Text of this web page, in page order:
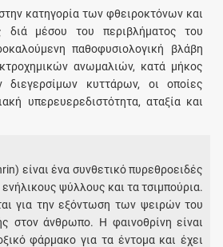
κατηγορία των φθειροκτόνων και
διά μέσου του περιβλήματος του
παθοφυσιολογική βλάβη
ανωμαλιών, κατά μήκος
κυττάρων, οι οποίες
υπερευερεδιστότητα, αταξία και
είναι ένα συνθετικό πυρεθροειδές
ψύλλους και τα τσιμπούρια.
για την εξόντωση των ψειρών του
στον άνθρωπο. Η φαινοθρίνη είναι
φάρμακο για τα έντομα και έχει